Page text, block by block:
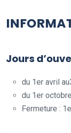
Jours
du 1er avril
du 1er
Fermeture :